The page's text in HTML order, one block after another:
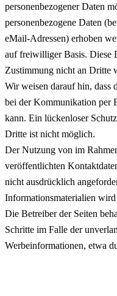
personenbezogener Daten
personenbezogene Daten
eMail-Adressen) erhoben
auf freiwilliger Basis. Diese
Zustimmung nicht an Dritte
Wir weisen darauf hin, dass
bei der Kommunikation per
kann. Ein lückenloser
Dritte ist nicht möglich.
Der Nutzung von im
veröffentlichten
nicht ausdrücklich
Informationsmaterialien
Die Betreiber der Seiten
Schritte im Falle der
Werbeinformationen, etwa